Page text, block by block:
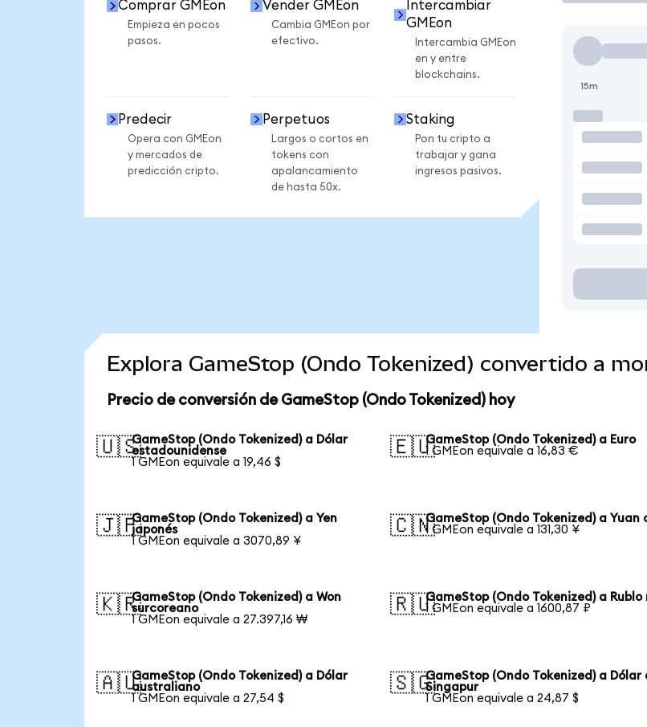
Comprar GMEon
Empieza en pocos
pasos.
Vender GMEon
Cambia GMEon por
efectivo.
Intercambiar
GMEon
Intercambia GMEon
en y entre
blockchains.
Predecir
Opera con GMEon
y mercados de
predicción cripto.
Perpetuos
Largos o cortos en
tokens con
apalancamiento
de hasta 50x.
Staking
Pon tu cripto a
trabajar y gana
ingresos pasivos.
15m
Explora GameStop (Ondo Tokenized) convertido a
Precio de conversión de GameStop (Ondo Tokenized) hoy
🇺🇸GameStop (Ondo Tokenized) a Dólar
estadounidense
1 GMEon equivale a 19,46 $
🇪🇺GameStop (Ondo Tokenized) a Euro
1 GMEon equivale a 16,83 €
🇯🇵GameStop (Ondo Tokenized) a Yen
japonés
1 GMEon equivale a 3070,89 ¥
🇨🇳GameStop (Ondo Tokenized) a Yuan
1 GMEon equivale a 131,30 ¥
🇰🇷GameStop (Ondo Tokenized) a Won
surcoreano
1 GMEon equivale a 27.397,16 ₩
🇷🇺GameStop (Ondo Tokenized) a Rublo
1 GMEon equivale a 1600,87 ₽
🇦🇺GameStop (Ondo Tokenized) a Dólar
australiano
1 GMEon equivale a 27,54 $
🇸🇬GameStop (Ondo Tokenized) a Dólar
Singapur
1 GMEon equivale a 24,87 $